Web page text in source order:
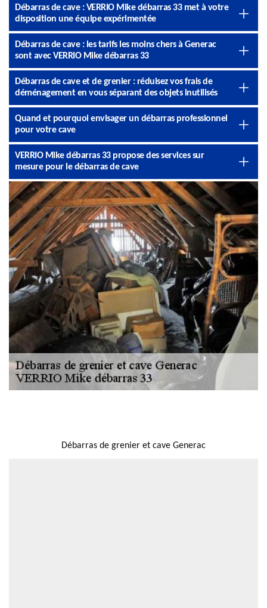
Débarras de cave : VERRIO Mike débarras 33 met à votre
disposition une équipe expérimentée
Débarras de cave : les tarifs les moins chers à Generac
sont avec VERRIO Mike débarras 33
Débarras de cave et de grenier : réduisez vos frais de
déménagement en vous séparant des objets inutilisés
Quand et pourquoi envisager un débarras professionnel
pour votre cave
VERRIO Mike débarras 33 propose des services sur
mesure pour le débarras de cave
Débarras de grenier et cave Generac